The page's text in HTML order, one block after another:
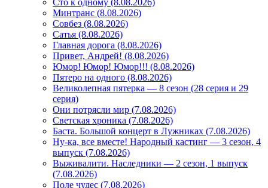
Сто к одному (8.08.2026)
Минтранс (8.08.2026)
Совбез (8.08.2026)
Сатья (8.08.2026)
Главная дорога (8.08.2026)
Привет, Андрей! (8.08.2026)
Юмор! Юмор! Юмор!!! (8.08.2026)
Пятеро на одного (8.08.2026)
Великолепная пятерка — 8 сезон (28 серия и 29
серия)
Они потрясли мир (7.08.2026)
Светская хроника (7.08.2026)
Баста. Большой концерт в Лужниках (7.08.2026)
Ну-ка, все вместе! Народный кастинг — 3 сезон, 4
выпуск (7.08.2026)
Выживалити. Наследники — 2 сезон, 1 выпуск
(7.08.2026)
Поле чудес (7.08.2026)